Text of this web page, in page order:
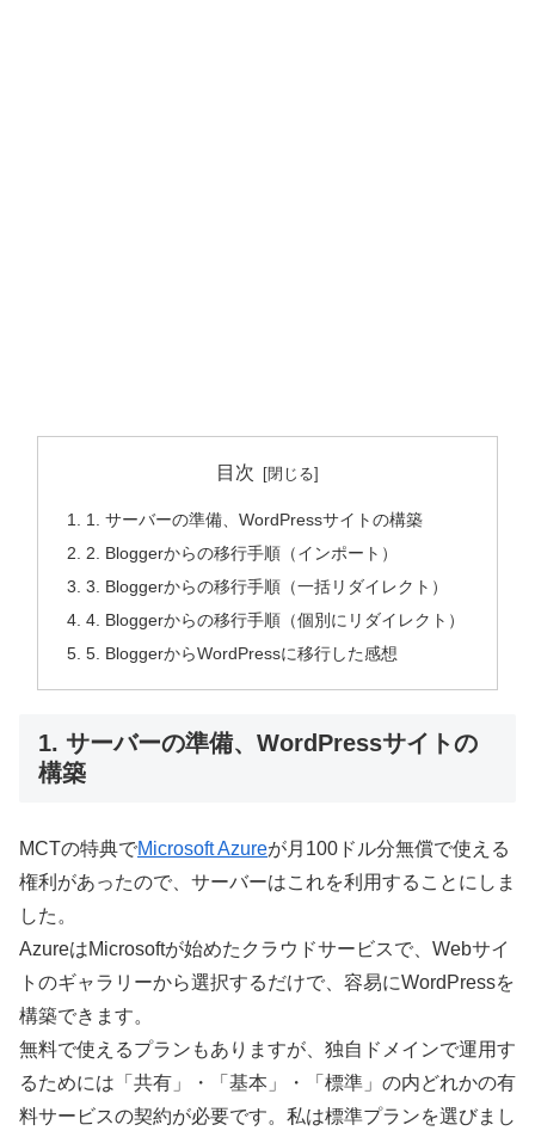
目次
1. サーバーの準備、WordPressサイトの構築
2. Bloggerからの移行手順（インポート）
3. Bloggerからの移行手順（一括リダイレクト）
4. Bloggerからの移行手順（個別にリダイレクト）
5. BloggerからWordPressに移行した感想
1. サーバーの準備、WordPressサイトの
構築
MCTの特典でMicrosoft Azureが月100ドル分無償で使える
権利があったので、サーバーはこれを利用することにしま
した。
AzureはMicrosoftが始めたクラウドサービスで、Webサイ
トのギャラリーから選択するだけで、容易にWordPressを
構築できます。
無料で使えるプランもありますが、独自ドメインで運用す
るためには「共有」・「基本」・「標準」の内どれかの有
料サービスの契約が必要です。私は標準プランを選びまし